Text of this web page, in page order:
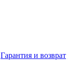
Гарантия и возврат